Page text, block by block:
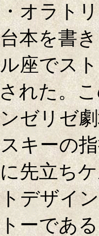
オラト
本を書
座でス
れた。
ゼリゼ
キーの
先立ち
デザイ
ーであ